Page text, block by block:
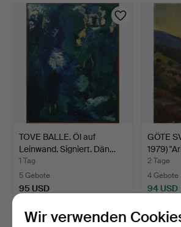
TOVE BALLE. Öl auf
Leinwand. Signiert. Dän…
1 Tag
5 Gebote
95 USD
GÖTE
1979)
2 Tage
4 Gebote
94 USD
Wir verwenden